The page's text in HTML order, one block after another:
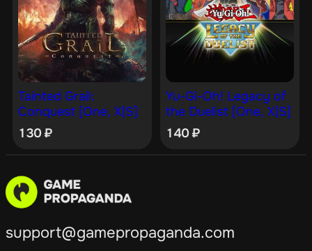
Tainted Grail:
Conquest [One, X|S]
130₽
Yu-Gi-Oh! Legacy of
the Duelist [One, X|S]
140₽
support@gamepropaganda.com